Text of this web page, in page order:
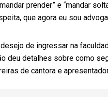
prender” e “mandar
que agora eu sou
de ingressar na
deu detalhes sobre como
de cantora e